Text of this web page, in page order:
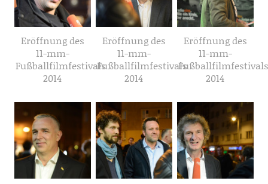
Eröffnung des
11-mm-
Fußballfilmfestivals
2014
Eröffnung des
11-mm-
Fußballfilmfestivals
2014
Eröffnung des
11-mm-
2014